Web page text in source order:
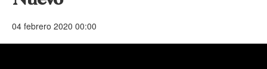
04 febrero 2020 00:00